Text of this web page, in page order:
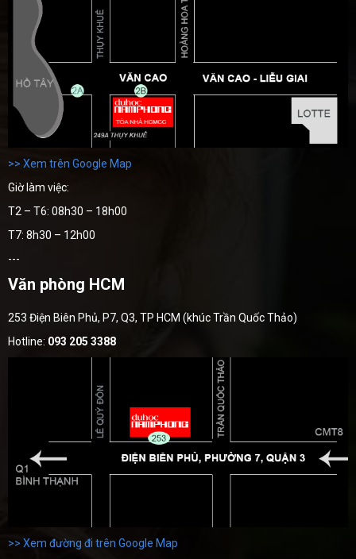
>> Xem trên Google Map
Giờ làm việc:
T2 – T6: 08h30 – 18h00
T7: 8h30 – 12h00
---
Văn phòng HCM
253 Điện Biên Phủ, P7, Q3, TP HCM (khúc Trần Quốc Thảo)
Hotline: 093 205 3388
>> Xem đường đi trên Google Map